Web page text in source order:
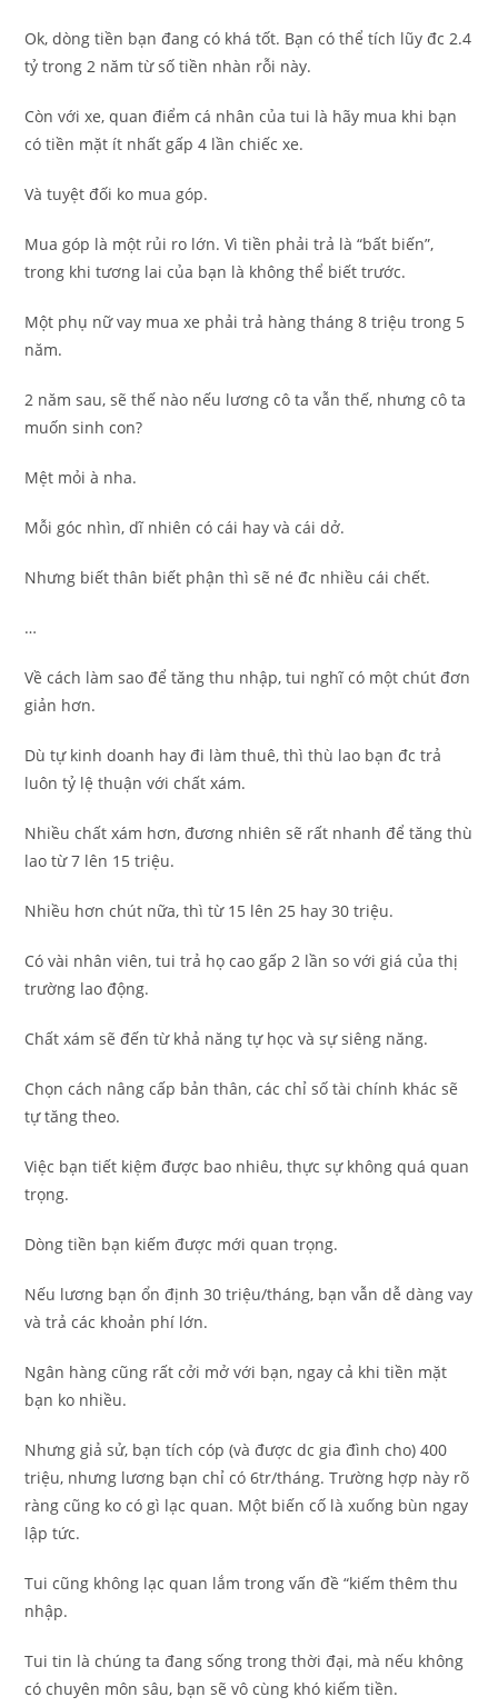
Ok, dòng tiền bạn đang có khá tốt. Bạn có thể tích lũy đc 2.4
tỷ trong 2 năm từ số tiền nhàn rỗi này.
Còn với xe, quan điểm cá nhân của tui là hãy mua khi bạn
có tiền mặt ít nhất gấp 4 lần chiếc xe.
Và tuyệt đối ko mua góp.
Mua góp là một rủi ro lớn. Vì tiền phải trả là “bất biến”,
trong khi tương lai của bạn là không thể biết trước.
Một phụ nữ vay mua xe phải trả hàng tháng 8 triệu trong 5
năm.
2 năm sau, sẽ thế nào nếu lương cô ta vẫn thế, nhưng cô ta
muốn sinh con?
Mệt mỏi à nha.
Mỗi góc nhìn, dĩ nhiên có cái hay và cái dở.
Nhưng biết thân biết phận thì sẽ né đc nhiều cái chết.
…
Về cách làm sao để tăng thu nhập, tui nghĩ có một chút đơn
giản hơn.
Dù tự kinh doanh hay đi làm thuê, thì thù lao bạn đc trả
luôn tỷ lệ thuận với chất xám.
Nhiều chất xám hơn, đương nhiên sẽ rất nhanh để tăng thù
lao từ 7 lên 15 triệu.
Nhiều hơn chút nữa, thì từ 15 lên 25 hay 30 triệu.
Có vài nhân viên, tui trả họ cao gấp 2 lần so với giá của thị
trường lao động.
Chất xám sẽ đến từ khả năng tự học và sự siêng năng.
Chọn cách nâng cấp bản thân, các chỉ số tài chính khác sẽ
tự tăng theo.
Việc bạn tiết kiệm được bao nhiêu, thực sự không quá quan
trọng.
Dòng tiền bạn kiếm được mới quan trọng.
Nếu lương bạn ổn định 30 triệu/tháng, bạn vẫn dễ dàng vay
và trả các khoản phí lớn.
Ngân hàng cũng rất cởi mở với bạn, ngay cả khi tiền mặt
bạn ko nhiều.
Nhưng giả sử, bạn tích cóp (và được dc gia đình cho) 400
triệu, nhưng lương bạn chỉ có 6tr/tháng. Trường hợp này rõ
ràng cũng ko có gì lạc quan. Một biến cố là xuống bùn ngay
lập tức.
Tui cũng không lạc quan lắm trong vấn đề “kiếm thêm thu
nhập.
Tui tin là chúng ta đang sống trong thời đại, mà nếu không
có chuyên môn sâu, bạn sẽ vô cùng khó kiếm tiền.